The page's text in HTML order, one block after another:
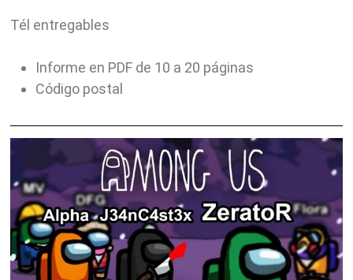
Tél entregables
Informe en PDF de 10 a 20 páginas
Código postal